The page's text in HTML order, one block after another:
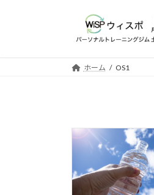
ホーム OS1